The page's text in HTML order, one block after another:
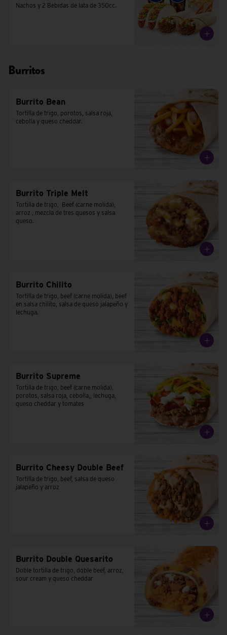
Nachos y 2 Bebidas de lata de 350cc.
Burritos
Burrito Bean
Tortilla de trigo, porotos, salsa roja,
cebolla y queso cheddar.
Burrito Triple Melt
Tortilla de trigo,  Beef (carne molida),
arroz , mezcla de tres quesos y salsa
queso.
Burrito Chilito
Tortilla de trigo, beef (carne molida), beef
en salsa chilito, salsa de queso jalapeño y
lechuga.
Burrito Supreme
Tortilla de trigo, beef (carne molida),
porotos, salsa roja, cebolla,, lechuga,
queso cheddar y tomates
Burrito Cheesy Double Beef
Tortilla de trigo, beef, salsa de queso
jalapeño y arroz
Burrito Double Quesarito
Doble tortilla de trigo, doble beef, arroz,
sour cream y queso cheddar